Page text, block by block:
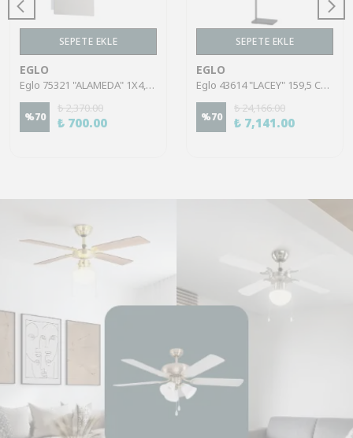
SEPETE EKLE
EGLO
Eglo 75321 "ALAMEDA" 1X4,5W Çelik Nikel Mat Sıva Üstü Spot
%70
₺ 2,370.00
₺ 700.00
SEPETE EKLE
EGLO
Eglo 43614 "LACEY" 159,5 Cm Yüksekliğinde Çelik, Ahşap Köşe Lambası Lambader
%70
₺ 24,166.00
₺ 7,141.00